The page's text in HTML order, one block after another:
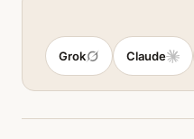
Claude
Grok